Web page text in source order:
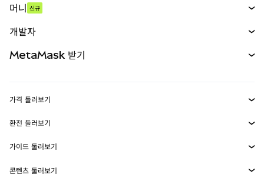
무기한 선물
실물자산
머니 신규
개발자
MetaMask Connect
Snaps
웹3 서비스
MetaMask 받기
보안
고객 지원
가격 둘러보기
이더리움 가격
솔라나 가격
환전 둘러보기
ETH를 USD로 환전
USDT를 INR로 환전
가이드 둘러보기
ETH 매수
콘텐츠 둘러보기